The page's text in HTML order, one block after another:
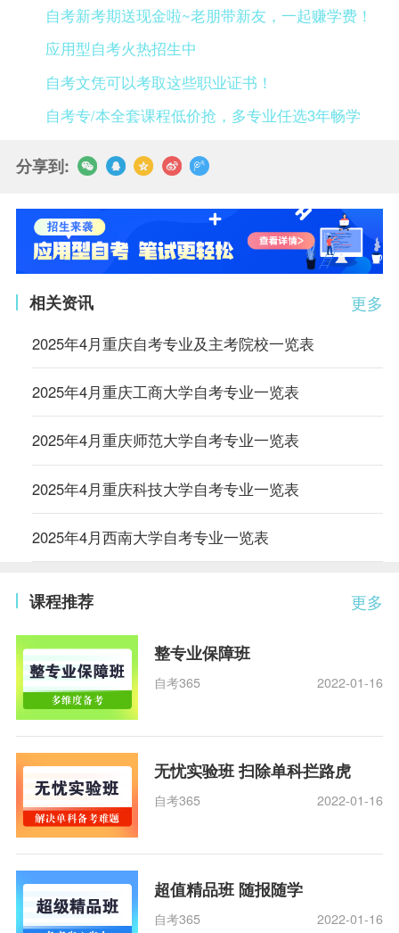
自考新考期送现金啦~老朋带新友，一起赚学费！
应用型自考火热招生中
自考文凭可以考取这些职业证书！
自考专/本全套课程低价抢，多专业任选3年畅学
分享到:
更多
相关资讯
2025年4月重庆自考专业及主考院校一览表
2025年4月重庆工商大学自考专业一览表
2025年4月重庆师范大学自考专业一览表
2025年4月重庆科技大学自考专业一览表
2025年4月西南大学自考专业一览表
更多
课程推荐
整专业保障班
自考365 2022-01-16
无忧实验班 扫除单科拦路虎
自考365 2022-01-16
超值精品班 随报随学
自考365 2022-01-16